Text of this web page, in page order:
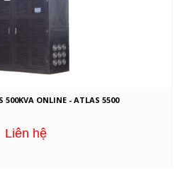
500KVA ONLINE - ATLAS 5500
Liên hệ